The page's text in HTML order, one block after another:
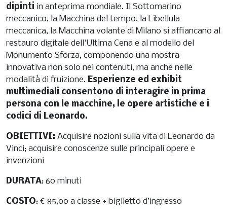
dipinti in anteprima mondiale. Il Sottomarino
meccanico, la Macchina del tempo, la Libellula
meccanica, la Macchina volante di Milano si affiancano al
restauro digitale dell'Ultima Cena e al modello del
Monumento Sforza, componendo una mostra
innovativa non solo nei contenuti, ma anche nelle
modalità di fruizione. Esperienze ed exhibit
multimediali consentono di interagire in prima
persona con le macchine, le opere artistiche e i
codici di Leonardo.
OBIETTIVI: Acquisire nozioni sulla vita di Leonardo da
Vinci; acquisire conoscenze sulle principali opere e
invenzioni
DURATA: 60 minuti
COSTO: € 85,00 a classe + biglietto d’ingresso